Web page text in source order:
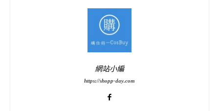
網站小編
https://shopp-day.com